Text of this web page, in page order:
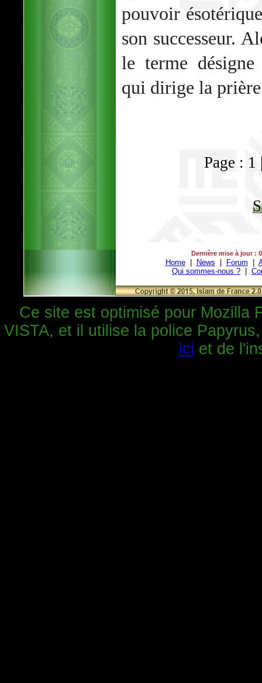
pouvoir
son successeur.
le terme
qui dirige la
Page : 1
Dernière mise à jour :
Home| News | Forum |
Qui sommes-nous ? |
Ce site est optimisé pour Mozilla
VISTA, et il utilise la police
ici et de